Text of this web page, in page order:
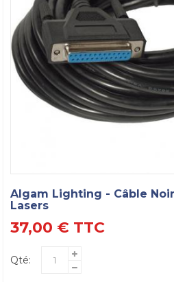
Algam Lighting - Câble
Lasers
37,00 € TTC
Qté: